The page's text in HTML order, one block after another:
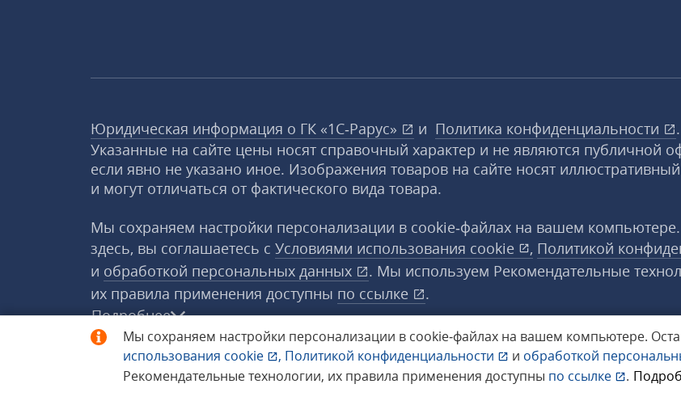
Мы сохраняем настройки персонализации в cookie‑файлах на вашем компьютере.
использования cookie , Политикой конфиденциальности и обработкой
Рекомендательные технологии, их правила применения доступны по ссылке .
Юридическая информация о ГК «1С‑Рарус» и Политика конфиденциальности
.
Указанные на сайте цены носят справочный характер и не являются публичной
если явно не указано иное. Изображения товаров на сайте носят иллюстративный
и могут отличаться от фактического вида товара.
Мы сохраняем настройки персонализации в cookie‑файлах на вашем
здесь, вы соглашаетесь с Условиями использования cookie , Политикой
и обработкой персональных данных
. Мы используем Рекомендательные
их правила применения доступны по ссылке
.
Подробнее
© 1998−2026 «1С‑Рарус» ®. Все права защищены.